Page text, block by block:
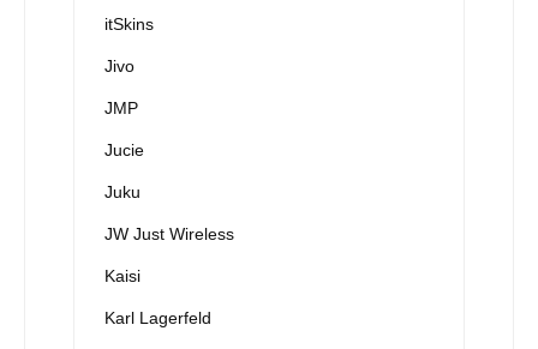
itSkins
Jivo
JMP
Jucie
Juku
JW Just Wireless
Kaisi
Karl Lagerfeld